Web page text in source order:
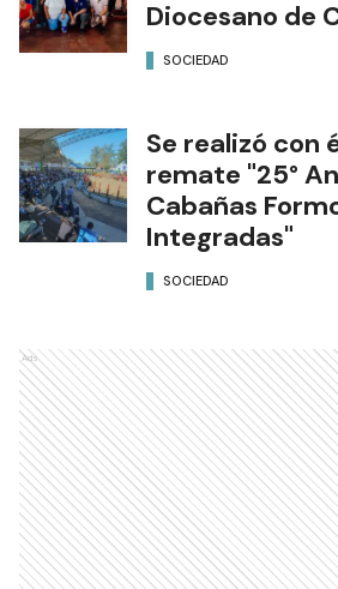
Diocesano de
SOCIEDAD
Se realizó con
remate "25°
Cabañas
Integradas"
SOCIEDAD
Ads